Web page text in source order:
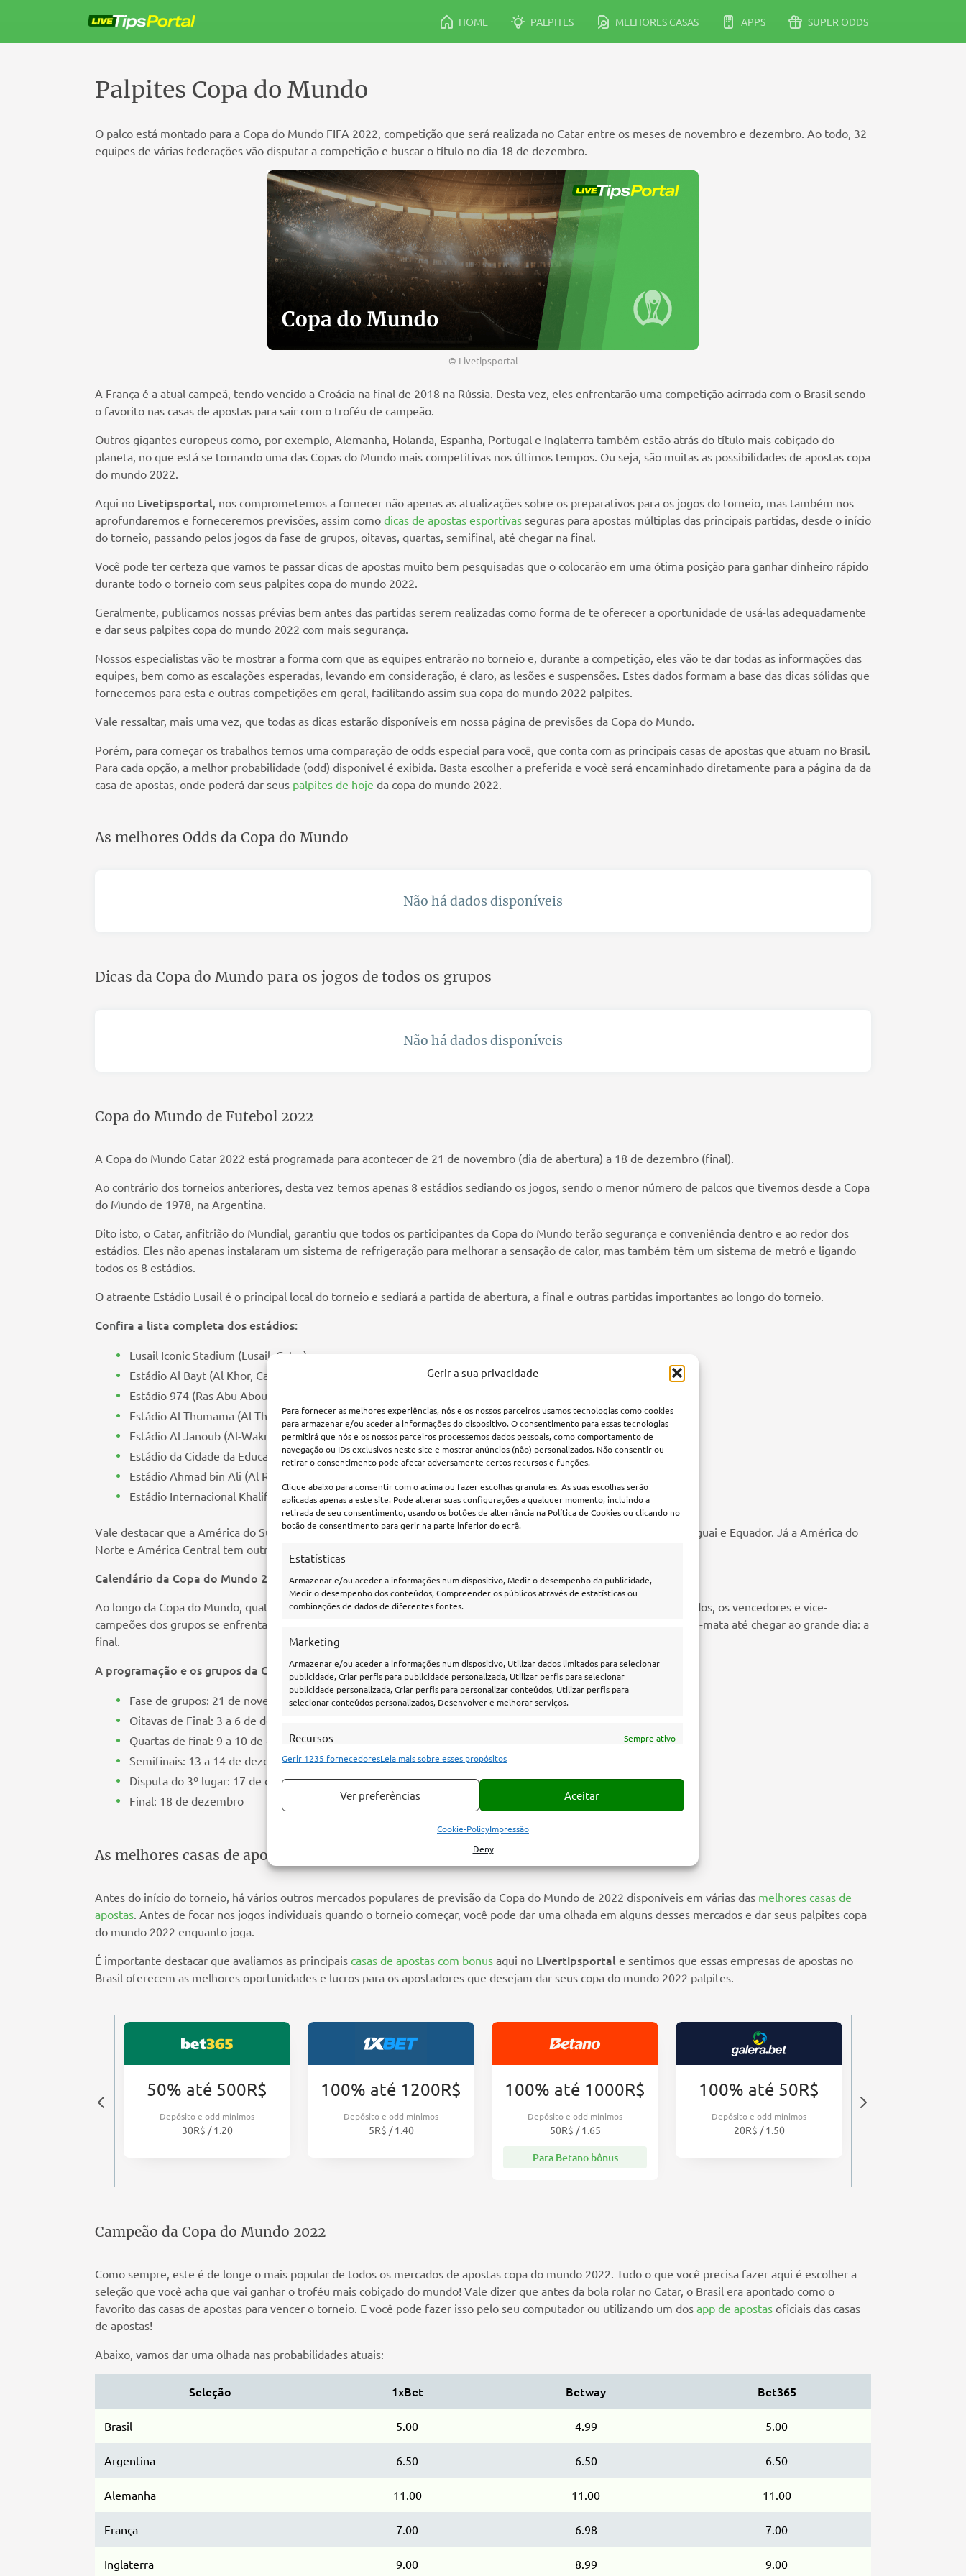
Gerir a sua privacidade
Para fornecer as melhores experiências, nós e os nossos parceiros usamos tecnologias como cookies
para armazenar e/ou aceder a informações do dispositivo. O consentimento para essas tecnologias
permitirá que nós e os nossos parceiros processemos dados pessoais, como comportamento de
navegação ou IDs exclusivos neste site e mostrar anúncios (não) personalizados. Não consentir ou
retirar o consentimento pode afetar adversamente certos recursos e funções.
Clique abaixo para consentir com o acima ou fazer escolhas granulares. As suas escolhas serão
aplicadas apenas a este site. Pode alterar suas configurações a qualquer momento, incluindo a
retirada de seu consentimento, usando os botões de alternância na Política de Cookies ou clicando no
botão de consentimento para gerir na parte inferior do ecrã.
Estatísticas
Armazenar e/ou aceder a informações num dispositivo, Medir o desempenho da publicidade,
Medir o desempenho dos conteúdos, Compreender os públicos através de estatísticas ou
combinações de dados de diferentes fontes.
Marketing
Armazenar e/ou aceder a informações num dispositivo, Utilizar dados limitados para selecionar
publicidade, Criar perfis para publicidade personalizada, Utilizar perfis para selecionar
publicidade personalizada, Criar perfis para personalizar conteúdos, Utilizar perfis para
selecionar conteúdos personalizados, Desenvolver e melhorar serviços.
Recursos
Sempre ativo
Fazer corresponder e combinar dados de outras fontes de dados, Ligar dispositivos
em informações solicitadas ativamente.
Garantir a segurança, evitar e detectar a fraude, e corrigir erros,
Disponibilizar e apresentar publicidade e conteúdos.
Gerir 1235 fornecedoresLeia mais sobre esses propósitos
Aceitar
Deny
Ver preferências
Cookie-PolicyImpressão
o
HOME PALPITES MELHORES CASAS APPS SUPER ODDS
Palpites Copa do Mundo
O palco está montado para a Copa do Mundo FIFA 2022, competição que será realizada no Catar entre os meses de novembro e dezembro. Ao todo, 32
equipes de várias federações vão disputar a competição e buscar o título no dia 18 de dezembro.
© Livetipsportal
A França é a atual campeã, tendo vencido a Croácia na final de 2018 na Rússia. Desta vez, eles enfrentarão uma competição acirrada com o Brasil sendo
o favorito nas casas de apostas para sair com o troféu de campeão.
Outros gigantes europeus como, por exemplo, Alemanha, Holanda, Espanha, Portugal e Inglaterra também estão atrás do título mais cobiçado do
planeta, no que está se tornando uma das Copas do Mundo mais competitivas nos últimos tempos. Ou seja, são muitas as possibilidades de apostas copa
do mundo 2022.
Aqui no Livetipsportal, nos comprometemos a fornecer não apenas as atualizações sobre os preparativos para os jogos do torneio, mas também nos
aprofundaremos e forneceremos previsões, assim como dicas de apostas esportivas seguras para apostas múltiplas das principais partidas, desde o início
do torneio, passando pelos jogos da fase de grupos, oitavas, quartas, semifinal, até chegar na final.
Você pode ter certeza que vamos te passar dicas de apostas muito bem pesquisadas que o colocarão em uma ótima posição para ganhar dinheiro rápido
durante todo o torneio com seus palpites copa do mundo 2022.
Geralmente, publicamos nossas prévias bem antes das partidas serem realizadas como forma de te oferecer a oportunidade de usá-las adequadamente
e dar seus palpites copa do mundo 2022 com mais segurança.
Nossos especialistas vão te mostrar a forma com que as equipes entrarão no torneio e, durante a competição, eles vão te dar todas as informações das
equipes, bem como as escalações esperadas, levando em consideração, é claro, as lesões e suspensões. Estes dados formam a base das dicas sólidas que
fornecemos para esta e outras competições em geral, facilitando assim sua copa do mundo 2022 palpites.
Vale ressaltar, mais uma vez, que todas as dicas estarão disponíveis em nossa página de previsões da Copa do Mundo.
Porém, para começar os trabalhos temos uma comparação de odds especial para você, que conta com as principais casas de apostas que atuam no Brasil.
Para cada opção, a melhor probabilidade (odd) disponível é exibida. Basta escolher a preferida e você será encaminhado diretamente para a página da da
casa de apostas, onde poderá dar seus palpites de hoje da copa do mundo 2022.
As melhores Odds da Copa do Mundo
Não há dados disponíveis
Dicas da Copa do Mundo para os jogos de todos os grupos
Não há dados disponíveis
Copa do Mundo de Futebol 2022
A Copa do Mundo Catar 2022 está programada para acontecer de 21 de novembro (dia de abertura) a 18 de dezembro (final).
Ao contrário dos torneios anteriores, desta vez temos apenas 8 estádios sediando os jogos, sendo o menor número de palcos que tivemos desde a Copa
do Mundo de 1978, na Argentina.
Dito isto, o Catar, anfitrião do Mundial, garantiu que todos os participantes da Copa do Mundo terão segurança e conveniência dentro e ao redor dos
estádios. Eles não apenas instalaram um sistema de refrigeração para melhorar a sensação de calor, mas também têm um sistema de metrô e ligando
todos os 8 estádios.
O atraente Estádio Lusail é o principal local do torneio e sediará a partida de abertura, a final e outras partidas importantes ao longo do torneio.
Confira a lista completa dos estádios:
Lusail Iconic Stadium (Lusail, Catar)
Estádio Al Bayt (Al Khor, Catar)
Estádio 974 (Ras Abu Aboud, Doha, Catar)
Estádio Al Thumama (Al Thumama, Catar)
Estádio Al Janoub (Al-Wakrah, Catar)
Estádio da Cidade da Educação (Al Rayyan, Catar)
Estádio Ahmad bin Ali (Al Rayyan, Catar)
Estádio Internacional Khalifa (Doha, Catar)
Vale destacar que a América do Sul tem 4 representantes na Copa do Mundo do Catar. São eles: Brasil, Argentina, Uruguai e Equador. Já a América do
Norte e América Central tem outros 4 representantes. São eles: Estados Unidos, México, Costa Rica e Canadá.
Calendário da Copa do Mundo 2022
Ao longo da Copa do Mundo, quatro partidas serão disputadas diariamente durante a fase de grupos. Uma vez concluídos, os vencedores e vice-
campeões dos grupos se enfrentarão nas oitavas de final e, progressivamente, avançando para as outras fases de mata-mata até chegar ao grande dia: a
final.
A programação e os grupos da Copa do Mundo de 2022 são os seguintes:
Fase de grupos: 21 de novembro a 2 de dezembro
Oitavas de Final: 3 a 6 de dezembro
Quartas de final: 9 a 10 de dezembro
Semifinais: 13 a 14 de dezembro
Disputa do 3º lugar: 17 de dezembro
Final: 18 de dezembro
As melhores casas de apostas para a Copa do Mundo
Antes do início do torneio, há vários outros mercados populares de previsão da Copa do Mundo de 2022 disponíveis em várias das melhores casas de
apostas. Antes de focar nos jogos individuais quando o torneio começar, você pode dar uma olhada em alguns desses mercados e dar seus palpites copa
do mundo 2022 enquanto joga.
É importante destacar que avaliamos as principais casas de apostas com bonus aqui no Livertipsportal e sentimos que essas empresas de apostas no
Brasil oferecem as melhores oportunidades e lucros para os apostadores que desejam dar seus copa do mundo 2022 palpites.
50% até 500R$
Depósito e odd mínimos
30R$ / 1.20
100% até 1200R$
Depósito e odd mínimos
5R$ / 1.40
100% até 1000R$
Depósito e odd mínimos
50R$ / 1.65
Para Betano bônus
100% até 50R$
Depósito e odd mínimos
20R$ / 1.50
Campeão da Copa do Mundo 2022
Como sempre, este é de longe o mais popular de todos os mercados de apostas copa do mundo 2022. Tudo o que você precisa fazer aqui é escolher a
seleção que você acha que vai ganhar o troféu mais cobiçado do mundo! Vale dizer que antes da bola rolar no Catar, o Brasil era apontado como o
favorito das casas de apostas para vencer o torneio. E você pode fazer isso pelo seu computador ou utilizando um dos app de apostas oficiais das casas
de apostas!
Abaixo, vamos dar uma olhada nas probabilidades atuais:
Seleção 1xBet Betway Bet365
Brasil 5.00 4.99 5.00
Argentina 6.50 6.50 6.50
Alemanha 11.00 11.00 11.00
França 7.00 6.98 7.00
Inglaterra 9.00 8.99 9.00